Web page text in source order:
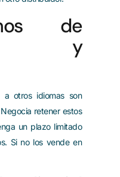
de
y
a otros idiomas son
retener estos
un plazo limitado
Si no los vende en